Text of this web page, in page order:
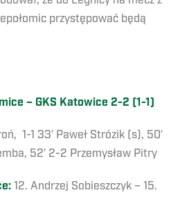
przystępować będą
– GKS Katowice 2-2 (1-1)
1-1 33′ Paweł Strózik (s), 50′
52′ 2-2 Przemysław Pitry
12. Andrzej Sobieszczyk – 15.